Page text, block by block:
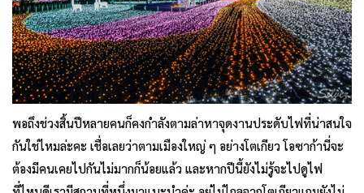
พอถึงช่วงสิ้นปีหลายคนก็คงกำลังตามล่าหาจุดงานประดับไฟที่น่าสนใจ
กันใช่ไหมล่ะคะ เชื่อเลยว่าตามเมืองใหญ่ ๆ อย่างโตเกียว โอซาก้านี่จะ
ต้องมีคนเคยไปกันไม่มากก็น้อยแล้ว และหากปีนี้ยังไม่รู้จะไปดูไฟ